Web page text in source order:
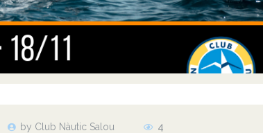
by Club Nàutic Salou 4